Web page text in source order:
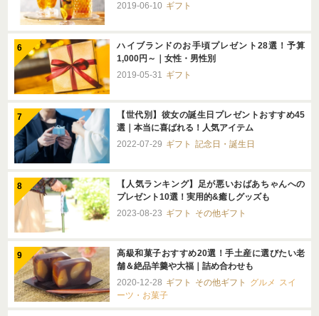
2019-06-10 ギフト
ハイブランドのお手頃プレゼント28選！予算
1,000円～｜女性・男性別
2019-05-31 ギフト
【世代別】彼女の誕生日プレゼントおすすめ45
選｜本当に喜ばれる！人気アイテム
2022-07-29 ギフト 記念日・誕生日
【人気ランキング】足が悪いおばあちゃんへの
プレゼント10選！実用的&癒しグッズも
2023-08-23 ギフト その他ギフト
高級和菓子おすすめ20選！手土産に選びたい老
舗＆絶品羊羹や大福｜詰め合わせも
2020-12-28 ギフト その他ギフト グルメ スイ
ーツ・お菓子